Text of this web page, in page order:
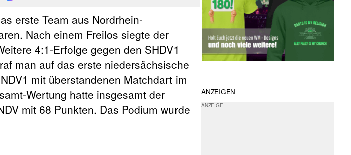
erste Team aus Nordrhein-
Nach einem Freilos siegte der
4:1-Erfolge gegen den SHDV1
man auf das erste niedersächsische
mit überstandenen Matchdart im
Wertung hatte insgesamt der
mit 68 Punkten. Das Podium wurde
ANZEIGEN